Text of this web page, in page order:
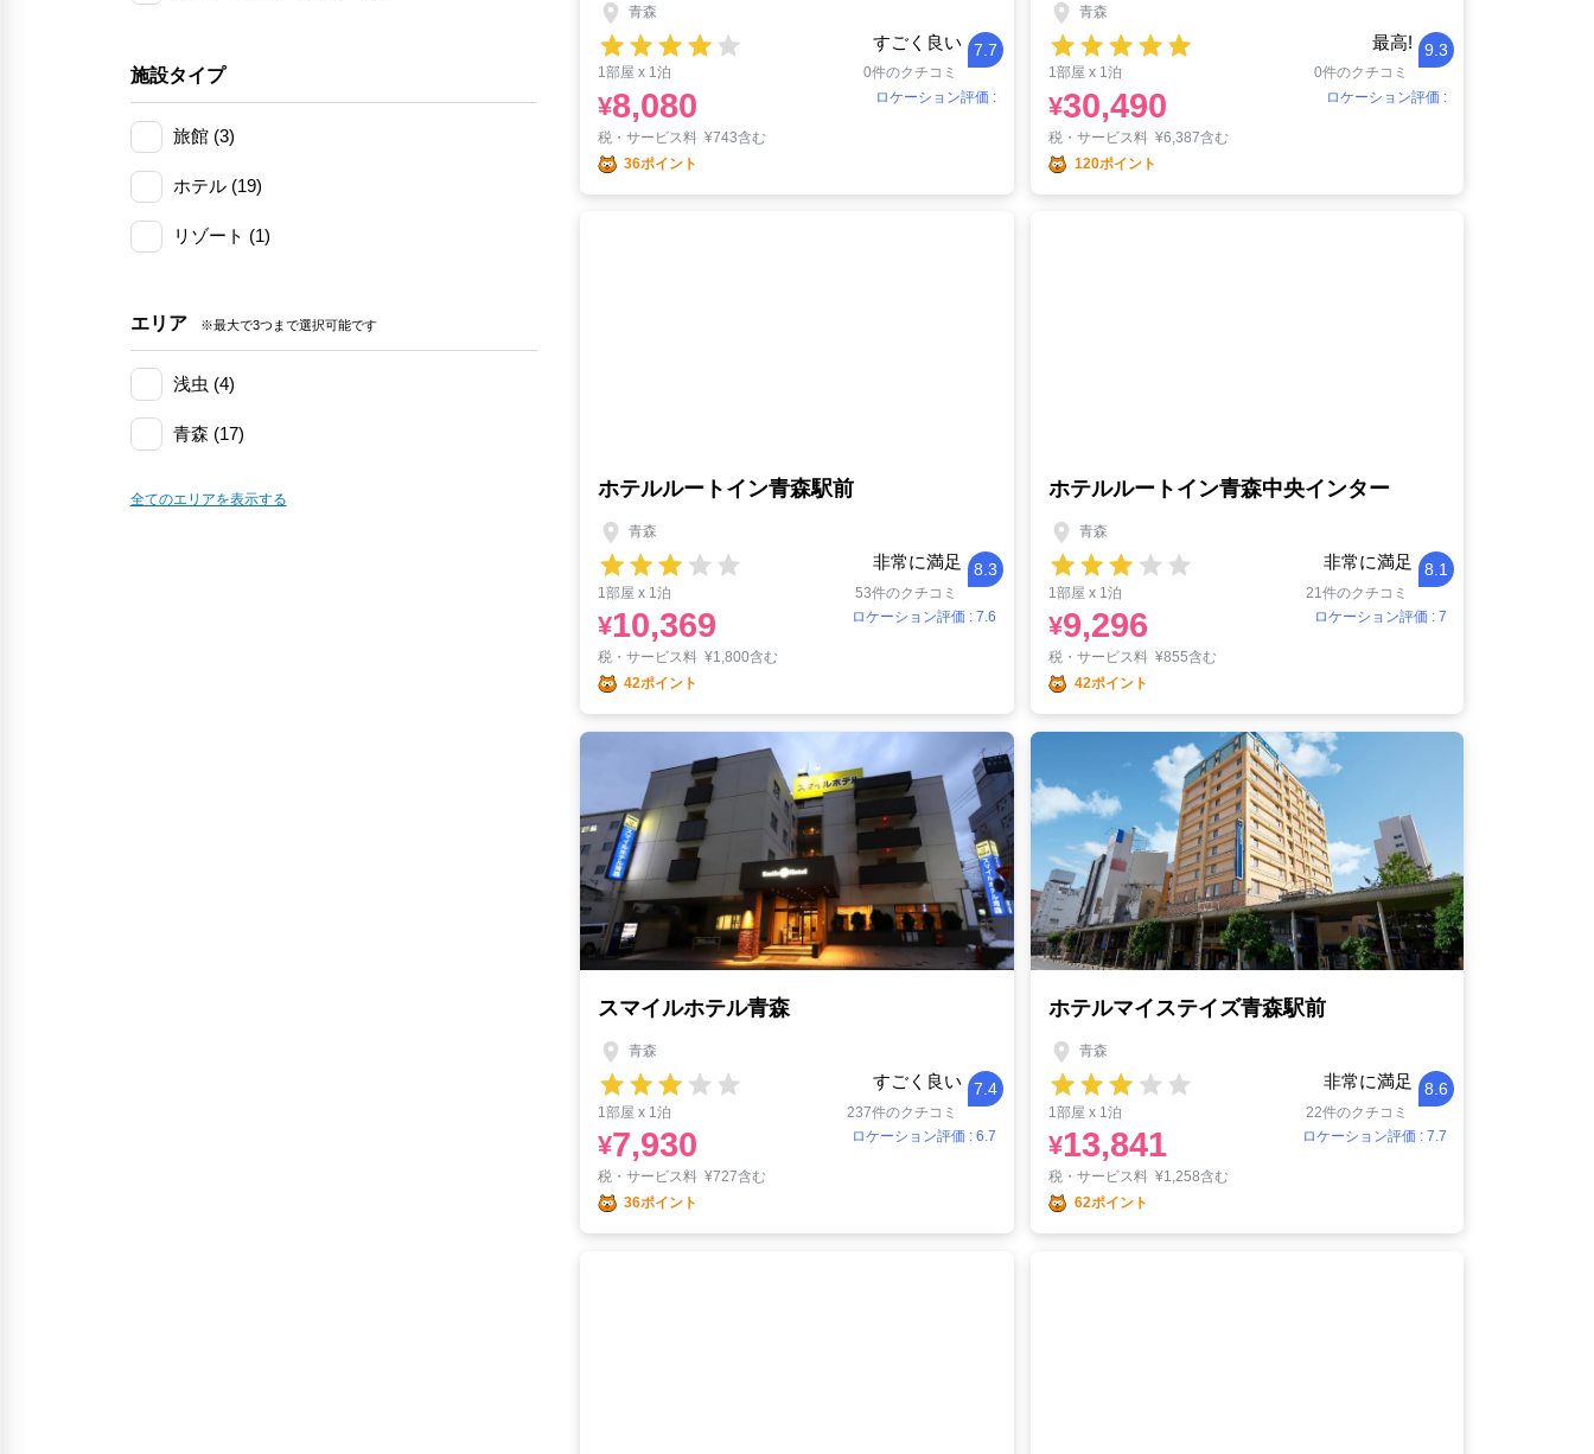
施設タイプ
旅館 (3)
ホテル (19)
リゾート (1)
エリア ※最大で3つまで選択可能です
浅虫 (4)
青森 (17)
全てのエリアを表示する
青森
すごく良い 7.7
1部屋 x 1泊
0件のクチコミ
ロケーション評価 :
¥8,080
税・サービス料 ¥743含む
36ポイント
青森
最高! 9.3
1部屋 x 1泊
0件のクチコミ
ロケーション評価 :
¥30,490
税・サービス料 ¥6,387含む
120ポイント
ホテルルートイン青森駅前
青森
非常に満足 8.3
1部屋 x 1泊
53件のクチコミ
ロケーション評価 : 7.6
¥10,369
税・サービス料 ¥1,800含む
42ポイント
ホテルルートイン青森中央インター
青森
非常に満足 8.1
1部屋 x 1泊
21件のクチコミ
ロケーション評価 : 7
¥9,296
税・サービス料 ¥855含む
42ポイント
スマイルホテル青森
青森
すごく良い 7.4
1部屋 x 1泊
237件のクチコミ
ロケーション評価 : 6.7
¥7,930
税・サービス料 ¥727含む
36ポイント
ホテルマイステイズ青森駅前
青森
非常に満足 8.6
1部屋 x 1泊
22件のクチコミ
ロケーション評価 : 7.7
¥13,841
税・サービス料 ¥1,258含む
62ポイント